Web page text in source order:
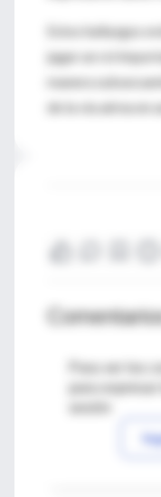
Estos hallazgos
jugar un rol
manera
de la vía aérea en
Para ver los